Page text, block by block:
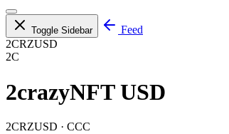
Toggle Sidebar
Feed
2CRZUSD
2C
2crazyNFT USD
2CRZUSD · CCC